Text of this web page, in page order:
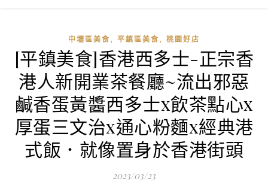
中壢區美食 , 平鎮區美食 , 桃園好店
[平鎮美食]香港西多士-正宗香
港人新開業茶餐廳~流出邪惡
鹹香蛋黃醬西多士x飲茶點心x
厚蛋三文治x通心粉麵x經典港
式飯．就像置身於香港街頭
2023/03/23